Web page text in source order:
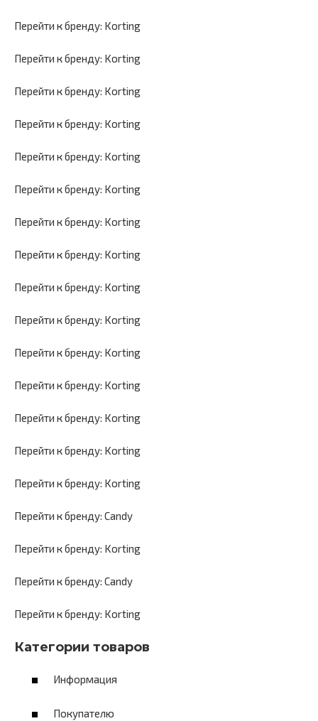
Перейти к бренду: Korting
Перейти к бренду: Korting
Перейти к бренду: Korting
Перейти к бренду: Korting
Перейти к бренду: Korting
Перейти к бренду: Korting
Перейти к бренду: Korting
Перейти к бренду: Korting
Перейти к бренду: Korting
Перейти к бренду: Korting
Перейти к бренду: Korting
Перейти к бренду: Korting
Перейти к бренду: Korting
Перейти к бренду: Korting
Перейти к бренду: Korting
Перейти к бренду: Candy
Перейти к бренду: Korting
Перейти к бренду: Candy
Перейти к бренду: Korting
Категории товаров
Информация
Покупателю